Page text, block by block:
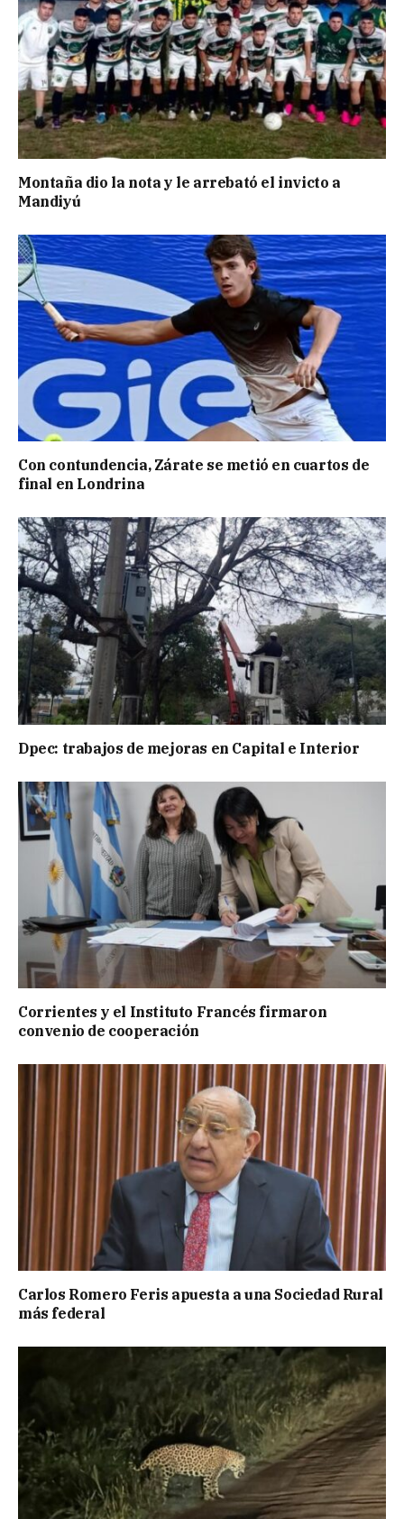
Montaña dio la nota y le arrebató el invicto a
Mandiyú
Con contundencia, Zárate se metió en cuartos de
final en Londrina
Dpec: trabajos de mejoras en Capital e Interior
Corrientes y el Instituto Francés firmaron
convenio de cooperación
Carlos Romero Feris apuesta a una Sociedad Rural
más federal